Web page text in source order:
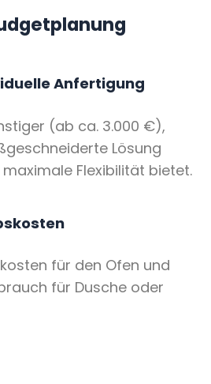
Anfertigung
(ab ca. 3.000 €),
Lösung
Flexibilität bietet.
für den Ofen und
für Dusche oder